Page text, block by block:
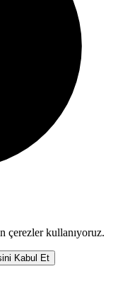
çerezler kullanıyoruz.
Kabul Et